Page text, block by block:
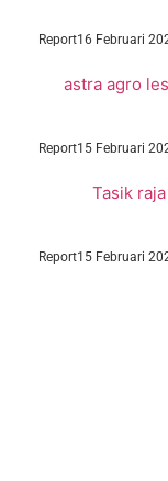
Report16 Februari
Report15 Februari
Report15 Februari